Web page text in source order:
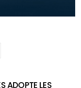
ADOPTE LES